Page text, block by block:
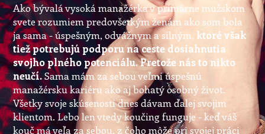
Ako bývalá vysoká manažérka v primárne mužskom
svete rozumiem predovšetkým ženám ako som bola
ja sama - úspešným, odvážnym a silným, ktoré však
tiež potrebujú podporu na ceste dosiahnutia
svojho plného potenciálu. Pretože nás to nikto
neučí.Sama mám za sebou veľmi úspešnú
manažérsku kariéru ako aj bohatý osobný život.
Všetky svoje skúsenosti dnes dávam ďalej svojim
klientom. Lebo len vtedy koučing funguje - keď váš
kouč má veľa za sebou, z čoho môže pri svojej práci